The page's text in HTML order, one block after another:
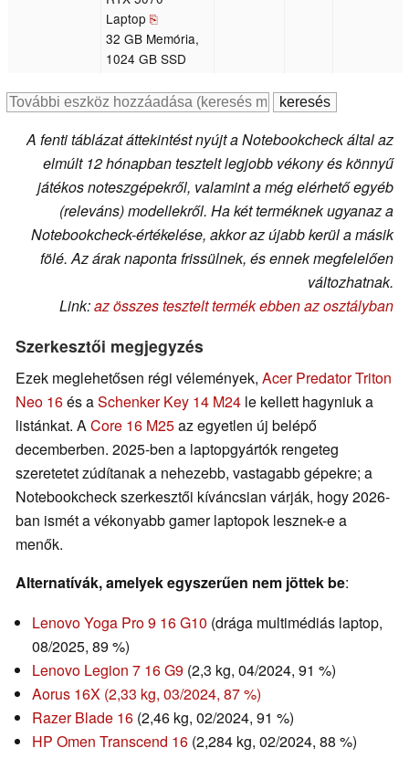
Laptop ⎘
32 GB Memória,
1024 GB SSD
A fenti táblázat áttekintést nyújt a Notebookcheck által az
elmúlt 12 hónapban tesztelt legjobb vékony és könnyű
játékos noteszgépekről, valamint a még elérhető egyéb
(releváns) modellekről. Ha két terméknek ugyanaz a
Notebookcheck-értékelése, akkor az újabb kerül a másik
fölé. Az árak naponta frissülnek, és ennek megfelelően
változhatnak.
Link:az összes tesztelt termék ebben az osztályban
Szerkesztői megjegyzés
Ezek meglehetősen régi vélemények, Acer Predator Triton
Neo 16és aSchenker Key 14 M24 le kellett hagyniuk a
listánkat. ACore 16 M25az egyetlen új belépő
decemberben. 2025-ben a laptopgyártók rengeteg
szeretetet zúdítanak a nehezebb, vastagabb gépekre; a
Notebookcheck szerkesztői kíváncsian várják, hogy 2026-
ban ismét a vékonyabb gamer laptopok lesznek-e a
menők.
Alternatívák, amelyek egyszerűen nem jöttek be:
Lenovo Yoga Pro 9 16 G10 (drága multimédiás laptop,
08/2025, 89 %)
Lenovo Legion 7 16 G9 (2,3 kg, 04/2024, 91 %)
Aorus 16X (2,33 kg, 03/2024, 87 %)
Razer Blade 16 (2,46 kg, 02/2024, 91 %)
HP Omen Transcend 16 (2,284 kg, 02/2024, 88 %)